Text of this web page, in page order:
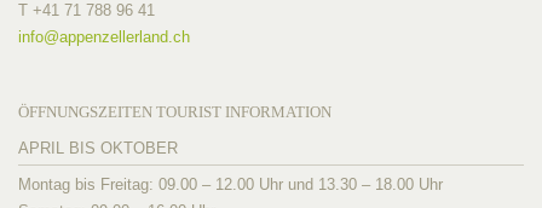
T +41 71 788 96 41
info@appenzellerland.ch
ÖFFNUNGSZEITEN TOURIST INFORMATION
APRIL BIS OKTOBER
Montag bis Freitag: 09.00 – 12.00 Uhr und 13.30 – 18.00 Uhr